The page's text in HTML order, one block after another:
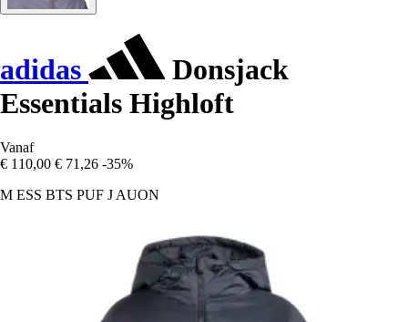
adidas
Donsjack
Essentials Highloft
Vanaf
€ 110,00 € 71,26 -35%
M ESS BTS PUF J AUON